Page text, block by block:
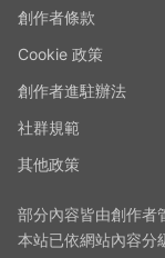
創作者條款
Cookie 政策
創作者進駐辦法
社群規範
其他政策
部分內容皆由創作者
本站已依網站內容分